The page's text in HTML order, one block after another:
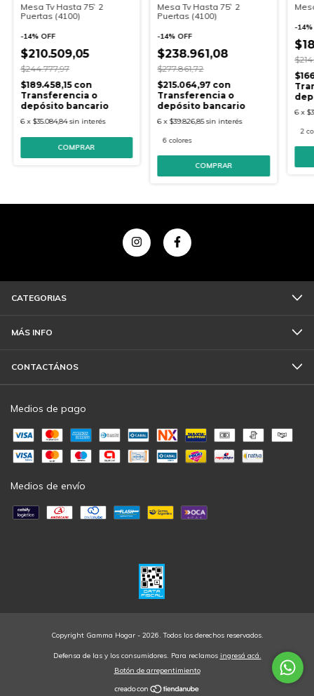
Mesa Tv Hasta 75` 2
Puertas (4100)
-14% OFF
$210.509,05
$244.777,97
$189.458,15 con
Transferencia o
depósito bancario
6 x $35.084,84 sin interés
COMPRAR
Mesa Tv Hasta 75` 2
Puertas (4100)
-14%OFF
$238.961,08
$277.861,72
$215.064,97 con
Transferencia o
depósito bancario
6 x $39.826,85 sin interés
6 colores
COMPRAR
-14
6 x
2
CATEGORIAS
MÁS INFO
CONTACTÁNOS
Medios de pago
Medios de envío
Copyright Gamma Hogar - 2026. Todos los derechos reservados.
Defensa de las y los consumidores. Para reclamos ingresá acá.
Botón de arrepentimiento